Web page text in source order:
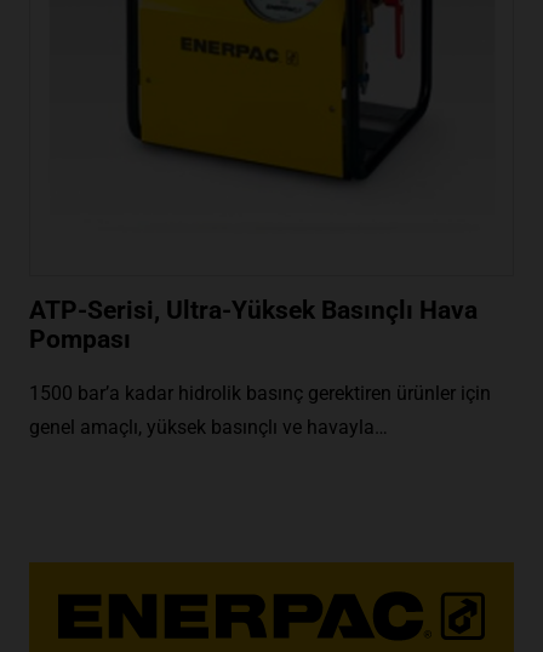
ATP-Serisi, Ultra-Yüksek Basınçlı Hava
Pompası
1500 bar’a kadar hidrolik basınç gerektiren ürünler için
genel amaçlı, yüksek basınçlı ve havayla…